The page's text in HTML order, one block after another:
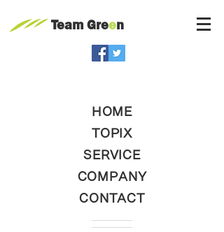
Team Green
HOME
TOPIX
SERVICE
COMPANY
CONTACT